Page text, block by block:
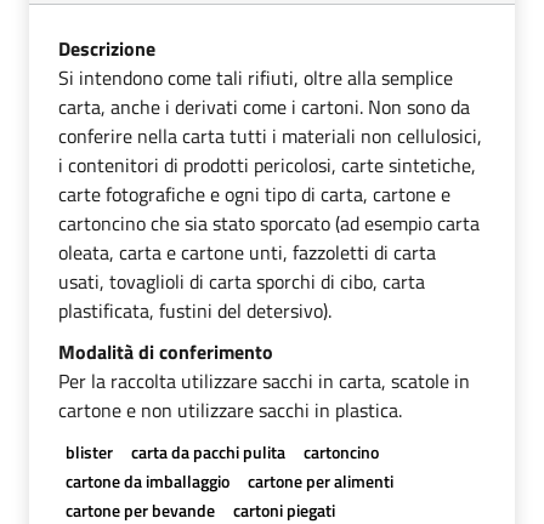
Descrizione
Si intendono come tali rifiuti, oltre alla semplice
carta, anche i derivati come i cartoni. Non sono da
conferire nella carta tutti i materiali non cellulosici,
i contenitori di prodotti pericolosi, carte sintetiche,
carte fotografiche e ogni tipo di carta, cartone e
cartoncino che sia stato sporcato (ad esempio carta
oleata, carta e cartone unti, fazzoletti di carta
usati, tovaglioli di carta sporchi di cibo, carta
plastificata, fustini del detersivo).
Modalità di conferimento
Per la raccolta utilizzare sacchi in carta, scatole in
cartone e non utilizzare sacchi in plastica.
blister carta da pacchi pulita
cartoncino
cartone da imballaggio
cartone per alimenti
cartone per bevande
cartoni piegati